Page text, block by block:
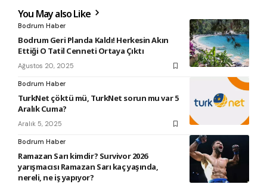
You May also Like
Bodrum Haber
Bodrum Geri Planda Kaldı! Herkesin Akın
Ettiği O Tatil Cenneti Ortaya Çıktı
Ağustos 20, 2025
Bodrum Haber
TurkNet çöktü mü, TurkNet sorun mu var 5
Aralık Cuma?
Aralık 5, 2025
Bodrum Haber
Ramazan Sarı kimdir? Survivor 2026
yarışmacısı Ramazan Sarı kaç yaşında,
nereli, ne iş yapıyor?